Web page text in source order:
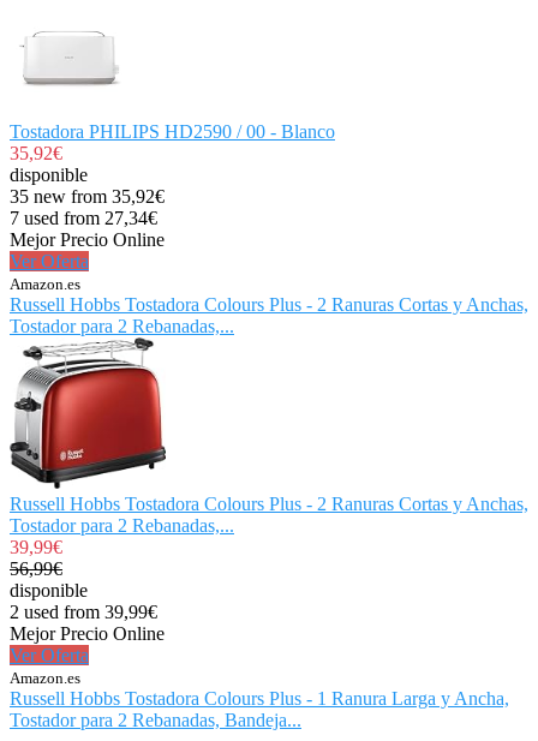
Tostadora PHILIPS HD2590 / 00 - Blanco
35,92€
disponible
35 new from 35,92€
7 used from 27,34€
Mejor Precio Online
Ver Oferta
Amazon.es
Russell Hobbs Tostadora Colours Plus - 2 Ranuras Cortas y Anchas,
Tostador para 2 Rebanadas,...
Russell Hobbs Tostadora Colours Plus - 2 Ranuras Cortas y Anchas,
Tostador para 2 Rebanadas,...
39,99€
56,99€
disponible
2 used from 39,99€
Mejor Precio Online
Ver Oferta
Amazon.es
Russell Hobbs Tostadora Colours Plus - 1 Ranura Larga y Ancha,
Tostador para 2 Rebanadas, Bandeja...